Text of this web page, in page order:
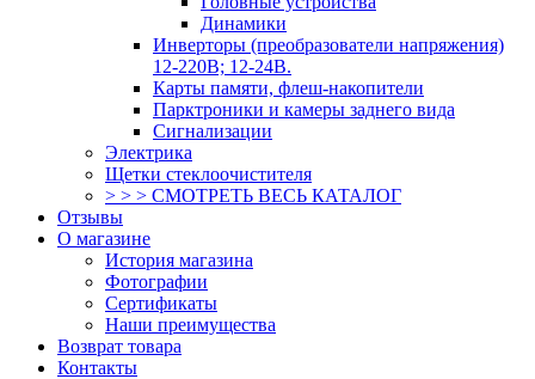
Динамики
Инверторы (преобразователи напряжения)
12-220В; 12-24В.
Карты памяти, флеш-накопители
Парктроники и камеры заднего вида
Сигнализации
Электрика
Щетки стеклоочистителя
> > > СМОТРЕТЬ ВЕСЬ КАТАЛОГ
Отзывы
О магазине
История магазина
Фотографии
Сертификаты
Наши преимущества
Возврат товара
Контакты